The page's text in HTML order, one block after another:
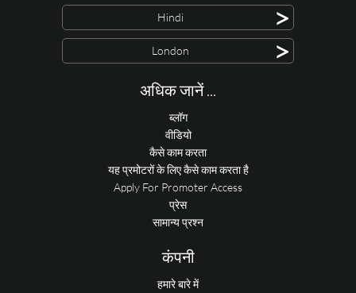
Hindi >
London >
अधिक जानें ...
ब्लॉग
वीडियो
कैसे काम करता
यह प्रमोटरों के लिए कैसे काम करता है
Apply For Promoter Access
प्रेस
सामान्य प्रश्न
कंपनी
हमारे बारे में